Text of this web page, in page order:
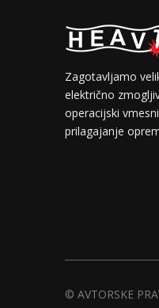
Zagotavljamo
električno
operacijski
prilagajanje
© AVTORSKE